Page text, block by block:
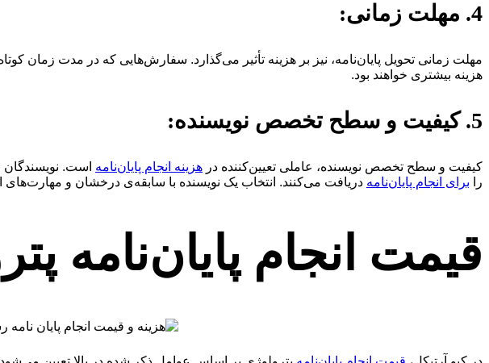
4. مهلت زمانی:
مهلت زمانی تحویل پایان‌نامه، نیز بر هزینه تأثیر می‌گذارد. سفارش‌هایی که در مدت زمان
هزینه بیشتری خواهند بود.
5. کیفیت و سطح تخصص نویسنده:
کیفیت و سطح تخصص نویسنده، عاملی تعیین‌کننده در هزینه انجام پایان‌نامه است. نویسندگان
را برای انجام پایان‌نامه دریافت می‌کنند. انتخاب یک نویسنده با سابقه‌ی درخشان و مهارت‌های
قیمت انجام پایان‌نامه